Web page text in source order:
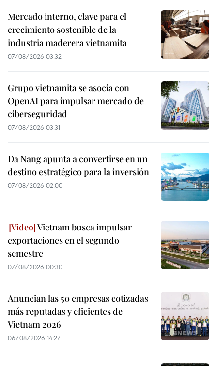
Mercado interno, clave para el
crecimiento sostenible de la
industria maderera vietnamita
07/08/2026 03:32
Grupo vietnamita se asocia con
OpenAI para impulsar mercado de
ciberseguridad
07/08/2026 03:31
Da Nang apunta a convertirse en un
destino estratégico para la inversión
07/08/2026 02:00
Vietnam busca impulsar
exportaciones en el segundo
semestre
07/08/2026 00:30
Anuncian las 50 empresas cotizadas
más reputadas y eficientes de
Vietnam 2026
06/08/2026 14:27